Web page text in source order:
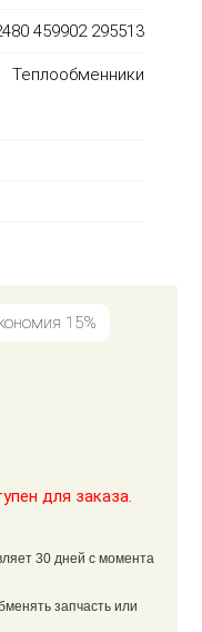
459902 295513
Теплообменники
15%
для заказа.
30 дней с момента
запчасть или